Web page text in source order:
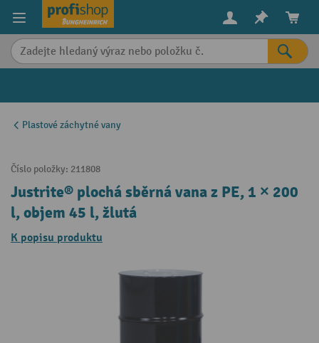
content
Plastové záchytné vany
Číslo položky: 211808
Justrite® plochá sběrná vana z PE, 1 × 200
l, objem 45 l, žlutá
K popisu produktu